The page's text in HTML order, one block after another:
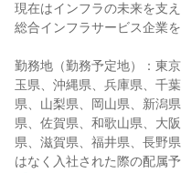
現在はインフラの未来を支え
総合インフラサービス企業
勤務地（勤務予定地）：東
玉県、沖縄県、兵庫県、千
県、山梨県、岡山県、新潟
県、佐賀県、和歌山県、大
県、滋賀県、福井県、長野
はなく入社された際の配属